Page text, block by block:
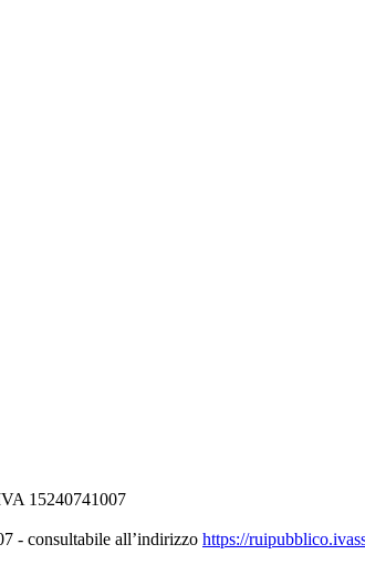
15240741007
- consultabile all’indirizzo https://